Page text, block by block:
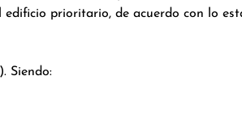
prioritario, de acuerdo con lo
Siendo: